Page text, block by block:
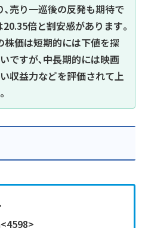
売り一巡後の反発も期待で
20.35倍と割安感があります｡
株価は短期的には下値を探
ですが､中長期的には映画
収益力などを評価されて上